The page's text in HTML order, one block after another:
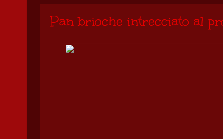
Pan brioche intrecciato al